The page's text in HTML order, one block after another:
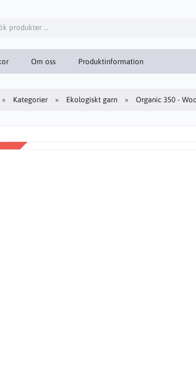
Om oss Produktinformation
Kategorier Ekologiskt garn Organic 350 -